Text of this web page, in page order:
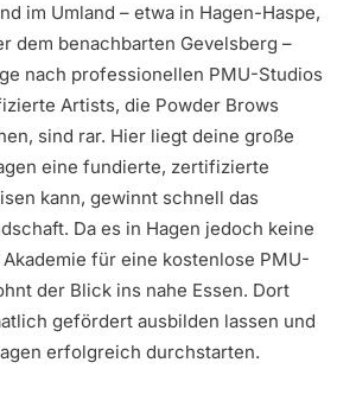
im Umland – etwa in Hagen-Haspe,
dem benachbarten Gevelsberg –
nach professionellen PMU-Studios
Artists, die Powder Brows
sind rar. Hier liegt deine große
eine fundierte, zertifizierte
kann, gewinnt schnell das
Da es in Hagen jedoch keine
für eine kostenlose PMU-
der Blick ins nahe Essen. Dort
gefördert ausbilden lassen und
erfolgreich durchstarten.